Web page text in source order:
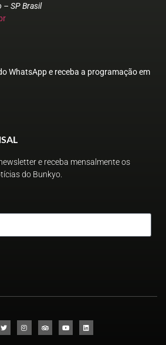
– SP Brasil
WhatsApp e receba a programação em
e receba mensalmente os
do Bunkyo.